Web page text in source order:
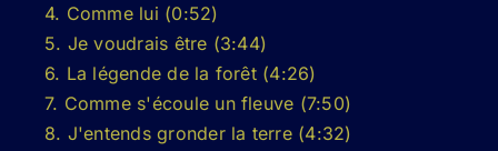
4. Comme lui (0:52)
5. Je voudrais être (3:44)
6. La légende de la forêt (4:26)
7. Comme s'écoule un fleuve (7:50)
8. J'entends gronder la terre (4:32)